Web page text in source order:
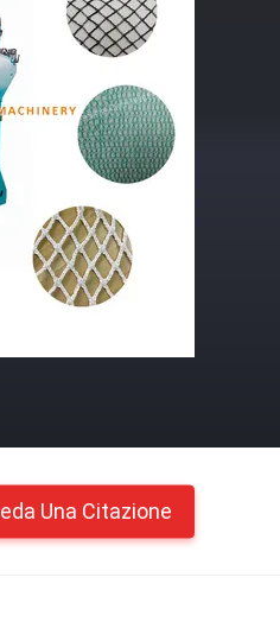
Una Citazione